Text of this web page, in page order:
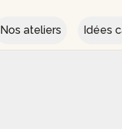
Nos ateliers Idées